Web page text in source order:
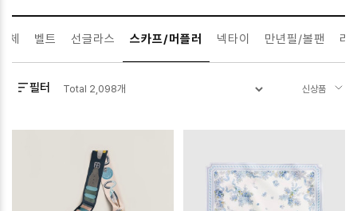
체 벨트 선글라스 스카프/머플러 넥타이 만년필/볼팬 라
필터 Total 2,098개